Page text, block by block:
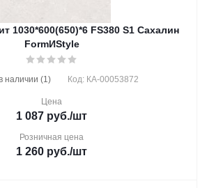
1030*600(650)*6 FS380 S1 Сахалин
FormИStyle
наличии (1) Код: КА-00053872
Цена
1 087 руб./шт
Розничная цена
1 260 руб./шт